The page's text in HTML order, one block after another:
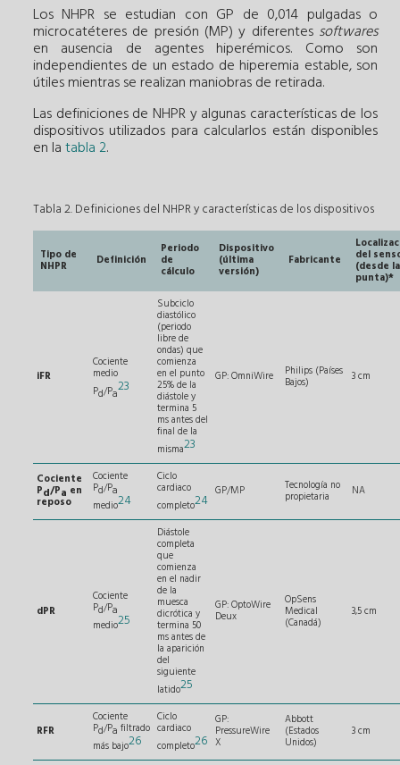
Los NHPR se estudian con GP de 0,014 pulgadas o
microcatéteres de presión (MP) y diferentes softwares
en ausencia de agentes hiperémicos. Como son
independientes de un estado de hiperemia estable, son
útiles mientras se realizan maniobras de retirada.
Las definiciones de NHPR y algunas características de los
dispositivos utilizados para calcularlos están disponibles
en latabla 2.
Tabla 2. Definiciones del NHPR y características de los dispositivos
Tipo de
NHPR Definición
Periodo
de
cálculo
Dispositivo
(última
versión)
Fabricante del
(desde la
punta)*
iFR
Cociente
medio
Pd/Pa23
Subciclo
diastólico
(periodo
libre de
ondas) que
comienza
en el punto
25% de la
diástole y
termina 5
ms antes del
final de la
misma23
GP: OmniWire Philips (Países
Bajos) 3 cm
Cociente
Pd/Pa en
reposo
Cociente
Pd/Pa
medio24
Ciclo
cardiaco
completo24
GP/MP Tecnología no
propietaria NA
dPR
Cociente
Pd/Pa
medio25
Diástole
completa
que
comienza
en el nadir
de la
muesca
dicrótica y
termina 50
ms antes de
la aparición
del
siguiente
latido25
GP: OptoWire
Deux
OpSens
Medical
(Canadá)
3,5 cm
RFR
Cociente
Pd/Pa filtrado
más bajo26
Ciclo
cardiaco
completo26
GP:
PressureWire
X
Abbott
(Estados
Unidos)
3 cm